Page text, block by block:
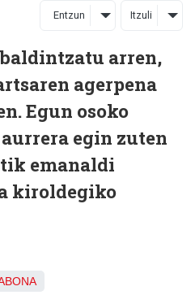
Entzun Itzuli
arren,
agerpena
Egun osoko
egin zuten
emanaldi
kiroldegiko